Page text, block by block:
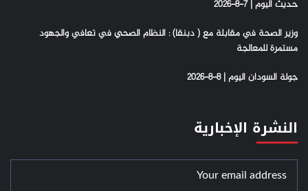
حديث اليوم | 7-8-2026
وزير الصحة في مقابلة مع ( دبنقا) : النظام الصحي في تعافي والجهود
مستمرة للمعالجة
جولة السودان اليوم | 8-8-2026
النشرة الإخبارية